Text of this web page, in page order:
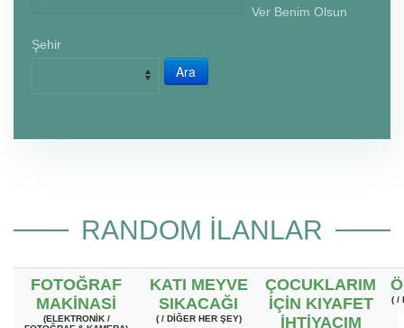
Ver Benim Olsun
Şehir
RANDOM ILANLAR
FOTOĞRAF
MAKINASI
(ELEKTRONIK /
KATI MEYVE
SIKACAĞI
( / DIĞER HER ŞEY)
ÇOCUKLARIM
IÇIN KIYAFET
IHTIYACIM
( /